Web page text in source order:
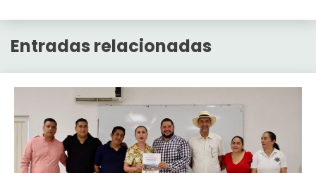
Entradas relacionadas